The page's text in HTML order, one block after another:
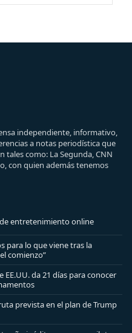
independiente, informativo,
a notas periodística que
tales como: La Segunda, CNN
con quien además tenemos
entretenimiento online
para lo que viene tras la
comienzo”
da 21 días para conocer
prevista en el plan de Trump